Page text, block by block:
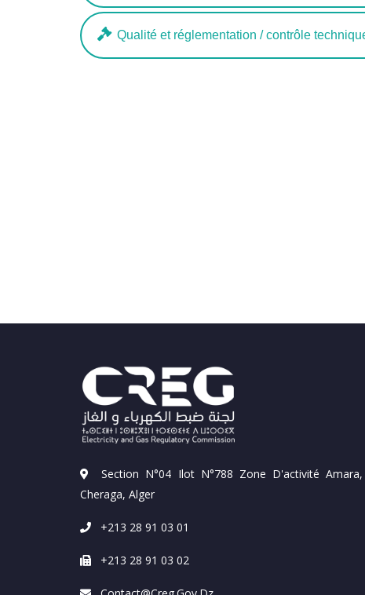
Qualité et réglementation / contrôle
Section N°04 Ilot N°788 Zone D'activité Amara,
Cheraga, Alger
+213 28 91 03 01
+213 28 91 03 02